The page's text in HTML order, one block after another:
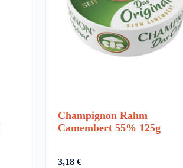
Champignon Rahm
Camembert 55% 125g
3,18€